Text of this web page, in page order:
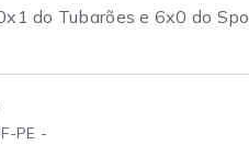
do Tubarões e 6x0 do
PE -